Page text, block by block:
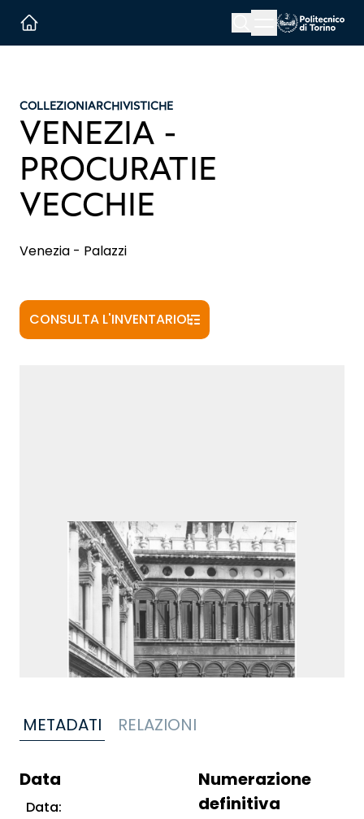
Menu button
COLLEZIONIARCHIVISTICHE
VENEZIA -
PROCURATIE
VECCHIE
Venezia - Palazzi
CONSULTA L'INVENTARIO
METADATI RELAZIONI
Data
Data:
Numerazione
definitiva